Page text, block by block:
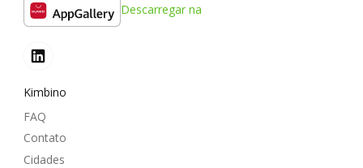
Descarregar na
Kimbino
FAQ
Contato
Cidades